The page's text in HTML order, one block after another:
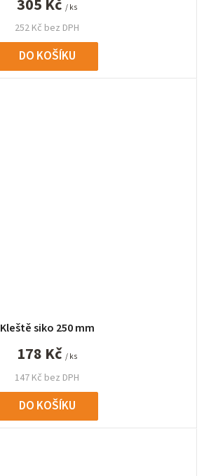
252 Kč bez DPH
305 Kč / ks
DO KOŠÍKU
Kleště siko 250 mm
147 Kč bez DPH
178 Kč / ks
DO KOŠÍKU